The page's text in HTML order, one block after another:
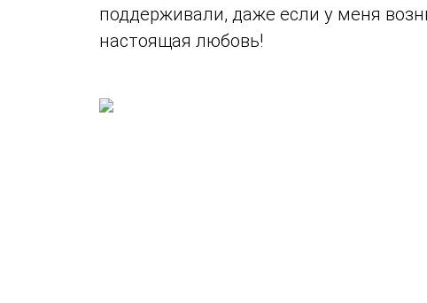
поддерживали, даже если у меня
настоящая любовь!